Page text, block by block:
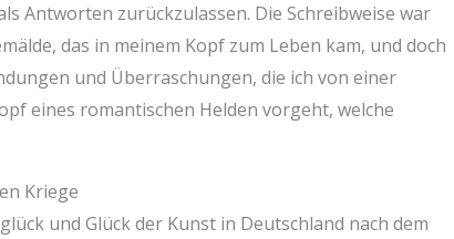
Antworten zurückzulassen. Die Schreibweise war
das in meinem Kopf zum Leben kam, und doch
und Überraschungen, die ich von einer
eines romantischen Helden vorgeht, welche
Kriege
und Glück der Kunst in Deutschland nach dem